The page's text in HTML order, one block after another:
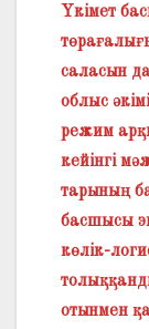
Үкімет
саласын
облыс
режим
кейінгі
тарының
басшысы
көлік-
отынмен